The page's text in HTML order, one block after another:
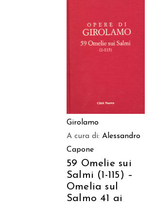
AGGIUNGI AL
Girolamo
A cura di: Alessandro
Capone
59 Omelie sui
Salmi (1-115) –
Omelia sul
Salmo 41 ai